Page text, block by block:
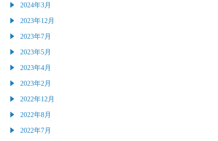
2024年3月
2023年12月
2023年7月
2023年5月
2023年4月
2023年2月
2022年12月
2022年8月
2022年7月